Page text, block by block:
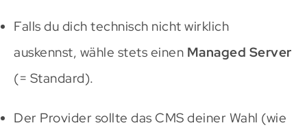
Falls du dich technisch nicht wirklich
auskennst, wähle stets einen Managed Server
(= Standard).
Der Provider sollte das CMS deiner Wahl (wie